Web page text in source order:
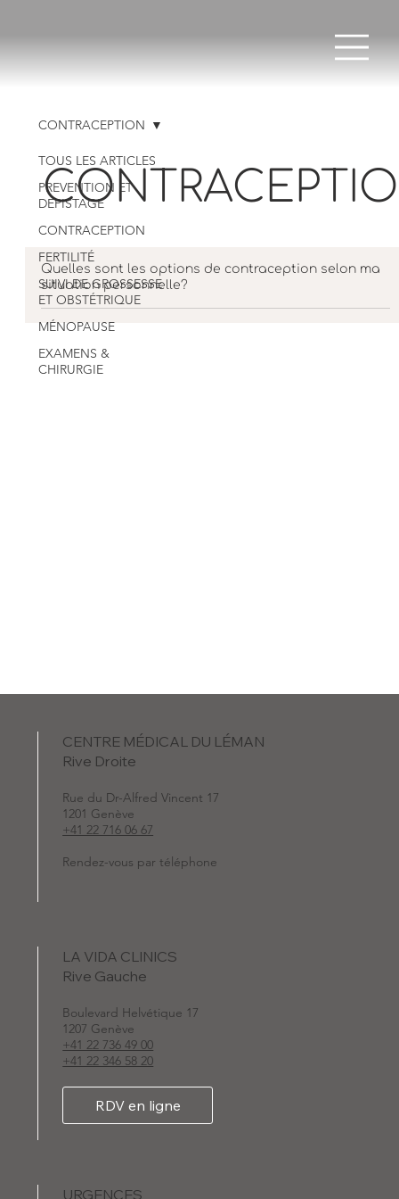
TOUS LES ARTICLES
PREVENTION ET
DEPISTAGE
CONTRACEPTION
FERTILITÉ
SUIVI DE GROSSESSE
ET OBSTÉTRIQUE
MÉNOPAUSE
EXAMENS &
CHIRURGIE
CONTRACEPTION
Quelles sont les options de contraception selon ma
situation personnelle?
CENTRE MÉDICAL DU LÉMAN
Rive Droite
Rue du Dr-Alfred Vincent 17
1201 Genève
+41 22 716 06 67
Rendez-vous par téléphone
LA VIDA CLINICS
Rive Gauche
Boulevard Helvétique 17
1207 Genève
+41 22 736 49 00
+41 22 346 58 20
RDV en ligne
URGENCES